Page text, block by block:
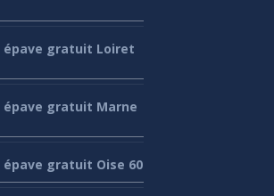
épave gratuit Loiret
épave gratuit Marne
épave gratuit Oise 60